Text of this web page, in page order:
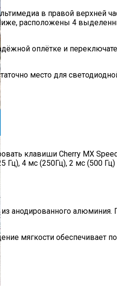
Кисв правой верхней
Ниже, расположены 4
оплётке и
место для
клавиши Cherry MX
4 мс (250Гц), 2 мс (500
анодированного
мягкости обеспечивает